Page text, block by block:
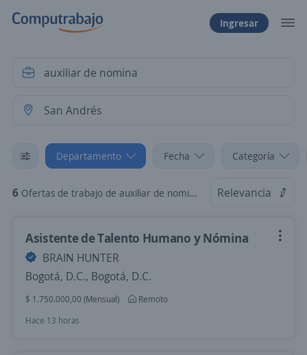
Ingresar
Departamento Fecha Categoría
6 Ofertas de trabajo de auxiliar de nomina en San Andrés, Archipiélago de San Andrés, Providencia y Santa Catalina Relevancia
Asistente de Talento Humano y Nómina
BRAIN HUNTER
Bogotá, D.C., Bogotá, D.C.
$ 1.750.000,00 (Mensual)
Remoto
Hace 13 horas